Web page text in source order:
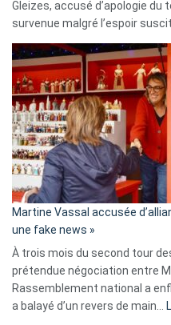
Gleizes, accusé d’apologie
survenue malgré l’espoir
Martine Vassal accusée
une fake news »
À trois mois du second tour
prétendue négociation entre
Rassemblement national a
a balayé d’un revers de main…